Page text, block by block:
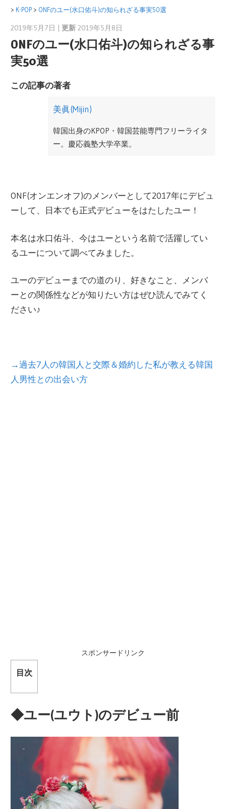
> K-POP > ONFのユー(水口佑斗)の知られざる事実50選
2019年5月7日 |更新 2019年5月8日
ONFのユー(水口佑斗)の知られざる事
実50選
この記事の著者
美眞(Mijin)
韓国出身のKPOP・韓国芸能専門フリーライタ
ー。慶応義塾大学卒業。
業をサポート。広告代理店勤務を経て、2012
年から韓国Mnetにて、M COUNTDONWやMAM
AなどのPRやマーケティングに関わる。
幅広い形で日韓文化交流にかかわっている。
ONF(オンエンオフ)のメンバーとして2017年にデビュ
ーして、日本でも正式デビューをはたしたユー！
本名は水口佑斗、今はユーという名前で活躍してい
るユーについて調べてみました。
ユーのデビューまでの道のり、好きなこと、メンバ
ーとの関係性などが知りたい方はぜひ読んでみてく
ださい♪
→過去7人の韓国人と交際＆婚約した私が教える韓国
人男性との出会い方
スポンサードリンク
目次
◆ユー(ユウト)のデビュー前